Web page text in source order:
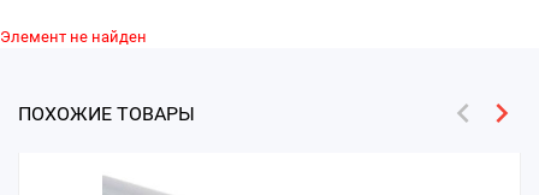
Элемент не найден
ПОХОЖИЕ ТОВАРЫ